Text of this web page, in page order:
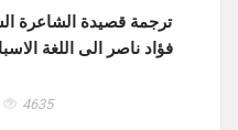
ترجمة قصيدة الشاعرة
فؤاد ناصر الى اللغة
4635